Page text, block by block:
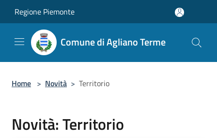
Regione Piemonte
Comune di Agliano Terme
Home > Novità > Territorio
Novità: Territorio